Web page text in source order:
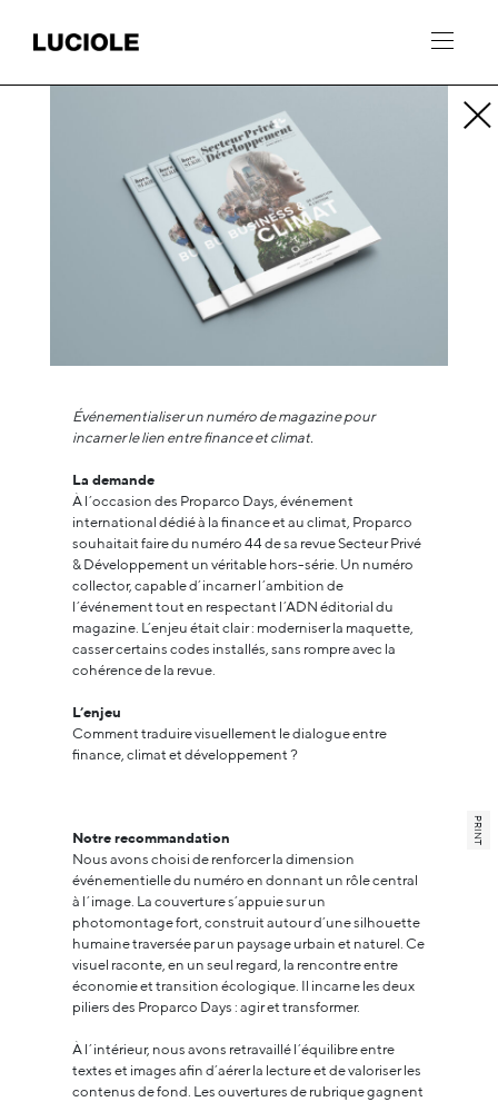
PRINT
Événementialiser un numéro de magazine pour
incarner le lien entre finance et climat.
La demande
À l’occasion des Proparco Days, événement
international dédié à la finance et au climat, Proparco
souhaitait faire du numéro 44 de sa revue Secteur Privé
& Développement un véritable hors-série. Un numéro
collector, capable d’incarner l’ambition de
l’événement tout en respectant l’ADN éditorial du
magazine. L’enjeu était clair : moderniser la maquette,
casser certains codes installés, sans rompre avec la
cohérence de la revue.
L’enjeu
Comment traduire visuellement le dialogue entre
finance, climat et développement ?
Notre recommandation
Nous avons choisi de renforcer la dimension
événementielle du numéro en donnant un rôle central
à l’image. La couverture s’appuie sur un
photomontage fort, construit autour d’une silhouette
humaine traversée par un paysage urbain et naturel. Ce
visuel raconte, en un seul regard, la rencontre entre
économie et transition écologique. Il incarne les deux
piliers des Proparco Days : agir et transformer.
À l’intérieur, nous avons retravaillé l’équilibre entre
textes et images afin d’aérer la lecture et de valoriser les
contenus de fond. Les ouvertures de rubrique gagnent